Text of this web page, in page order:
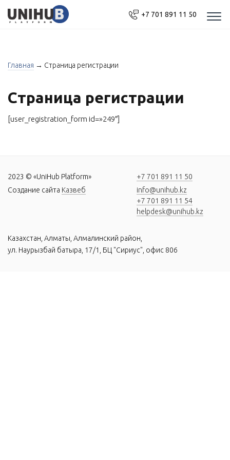
+7 701 891 11 50
Главная → Страница регистрации
Страница регистрации
[user_registration_form id=»249″]
2023 © «UniHub Platform»
Создание сайта Казвеб
+7 701 891 11 50
info@unihub.kz
+7 701 891 11 54
helpdesk@unihub.kz
Казахстан, Алматы, Алмалинский район,
ул. Наурызбай батыра, 17/1, БЦ "Сириус", офис 806